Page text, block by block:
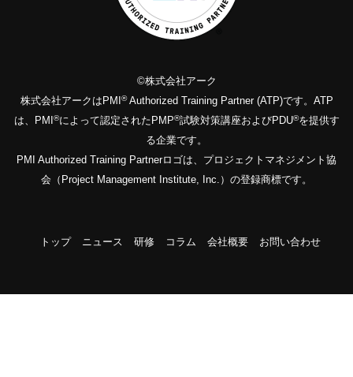
©株式会社アーク
株式会社アークはPMI ®Authorized Training Partner (ATP)です。ATP
は、PMI ®によって認定されたPMP®試験対策講座およびPDU®を提供す
る企業です。
PMI Authorized Training Partnerロゴは、プロジェクトマネジメント協
会（Project Management Institute, Inc.）の登録商標です。
トップ ニュース 研修 コラム 会社概要 お問い合わせ